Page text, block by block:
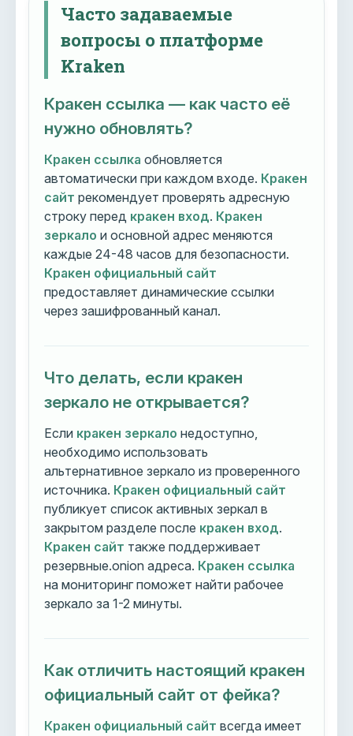
Часто задаваемые
вопросы о платформе
Kraken
Кракен ссылка — как часто её
нужно обновлять?
Кракен ссылка обновляется
автоматически при каждом входе. Кракен
сайт рекомендует проверять адресную
строку перед кракен вход. Кракен
зеркало и основной адрес меняются
каждые 24-48 часов для безопасности.
Кракен официальный сайт
предоставляет динамические ссылки
через зашифрованный канал.
Что делать, если кракен
зеркало не открывается?
Если кракен зеркало недоступно,
необходимо использовать
альтернативное зеркало из проверенного
источника. Кракен официальный сайт
публикует список активных зеркал в
закрытом разделе после кракен вход.
Кракен сайт также поддерживает
резервные.onion адреса. Кракен ссылка
на мониторинг поможет найти рабочее
зеркало за 1-2 минуты.
Как отличить настоящий кракен
официальный сайт от фейка?
Кракен официальный сайт всегда имеет